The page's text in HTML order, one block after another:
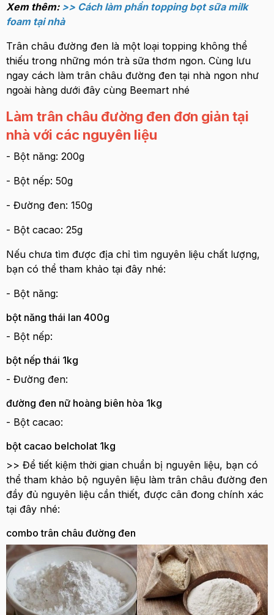
Xem thêm: >> Cách làm phần topping bọt sữa milk
foam tại nhà
Trân châu đường đen là một loại topping không thể
thiếu trong những món trà sữa thơm ngon. Cùng lưu
ngay cách làm trân châu đường đen tại nhà ngon như
ngoài hàng dưới đây cùng Beemart nhé
Làm trân châu đường đen đơn giản tại
nhà với các nguyên liệu
- Bột năng: 200g
- Bột nếp: 50g
- Đường đen: 150g
- Bột cacao: 25g
Nếu chưa tìm được địa chỉ tìm nguyên liệu chất lượng,
bạn có thể tham khảo tại đây nhé:
- Bột năng:
bột năng thái lan 400g
- Bột nếp:
bột nếp thái 1kg
- Đường đen:
đường đen nữ hoàng biên hòa 1kg
- Bột cacao:
bột cacao belcholat 1kg
>> Để tiết kiệm thời gian chuẩn bị nguyên liệu, bạn có
thể tham khảo bộ nguyên liệu làm trân châu đường đen
đầy đủ nguyên liệu cần thiết, được cân đong chính xác
tại đây nhé:
combo trân châu đường đen